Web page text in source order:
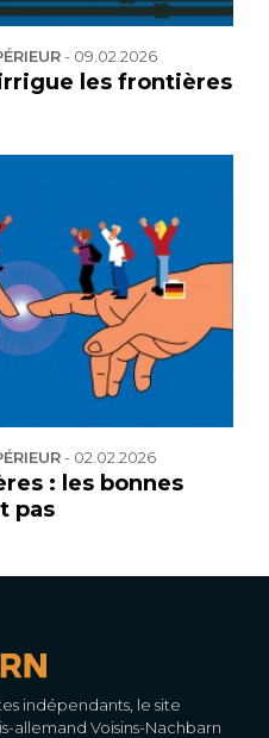
- 09.02.2026
les frontières
- 02.02.2026
: les bonnes
pas
indépendants, le site
allemand Voisins-Nachbarn